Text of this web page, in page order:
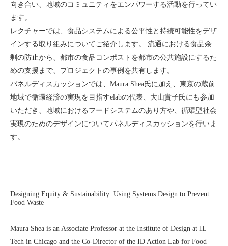
向き合い、地域のコミュニティをエンパワーする活動を行ってい
ます。
レクチャーでは、食品システムによる公平性と持続可能性をデザ
インする取り組みについてご紹介します。 流通における食品余
剰の防止から、都市の食品コンポストを都市の公共施設にするた
めの支援まで、プロジェクトの事例を共有します。
パネルディスカッションでは、Maura Shea氏に加え、東京の蔵前
地域で循環経済の実現を目指すelabの代表、大山貴子氏にも参加
いただき、地域におけるフードシステムのあり方や、循環型社会
実現のためのデザインについてパネルディスカッションを行いま
す。
Designing Equity & Sustainability: Using Systems Design to Prevent
Food Waste
Maura Shea is an Associate Professor at the Institute of Design at IL
Tech in Chicago and the Co-Director of the ID Action Lab for Food